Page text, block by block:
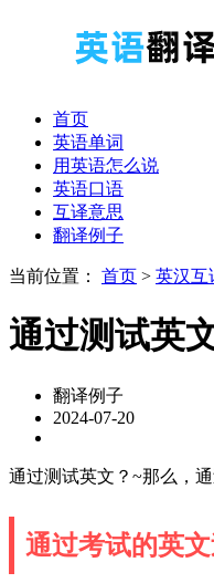
首页
英语单词
用英语怎么说
英语口语
互译意思
翻译例子
当前位置： 首页 > 英汉互
通过测试英
翻译例子
2024-07-20
通过测试英文？~那么，
通过考试的英